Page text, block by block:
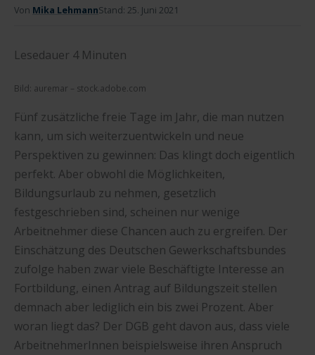
Von Mika LehmannStand: 25. Juni 2021
Lesedauer 4 Minuten
Bild: auremar – stock.adobe.com
Fünf zusätzliche freie Tage im Jahr, die man nutzen
kann, um sich weiterzuentwickeln und neue
Perspektiven zu gewinnen: Das klingt doch eigentlich
perfekt. Aber obwohl die Möglichkeiten,
Bildungsurlaub zu nehmen, gesetzlich
festgeschrieben sind, scheinen nur wenige
Arbeitnehmer diese Chancen auch zu ergreifen. Der
Einschätzung des Deutschen Gewerkschaftsbundes
zufolge haben zwar viele Beschäftigte Interesse an
Fortbildung, einen Antrag auf Bildungszeit stellen
demnach aber lediglich ein bis zwei Prozent. Aber
woran liegt das? Der DGB geht davon aus, dass viele
ArbeitnehmerInnen beispielsweise ihren Anspruch